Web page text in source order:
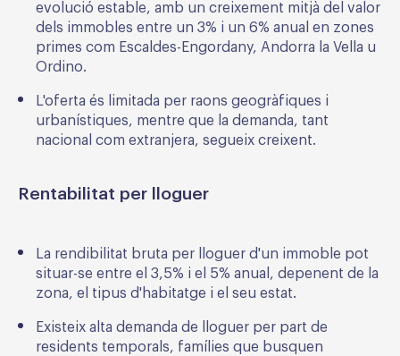
evolució estable, amb un creixement mitjà del valor
dels immobles entre un 3% i un 6% anual en zones
primes com Escaldes-Engordany, Andorra la Vella u
Ordino.
L'oferta és limitada per raons geogràfiques i
urbanístiques, mentre que la demanda, tant
nacional com extranjera, segueix creixent.
Rentabilitat per lloguer
La rendibilitat bruta per lloguer d'un immoble pot
situar-se entre el 3,5% i el 5% anual, depenent de la
zona, el tipus d'habitatge i el seu estat.
Existeix alta demanda de lloguer per part de
residents temporals, famílies que busquen